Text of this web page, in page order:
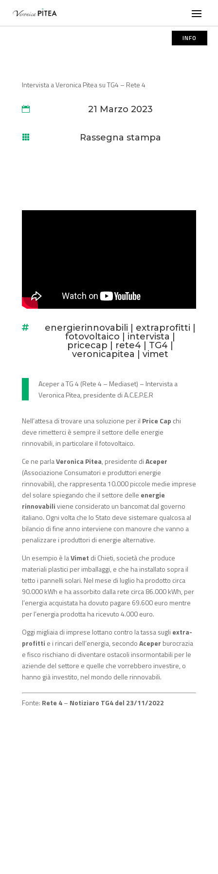
INFO
Intervista a Veronica Pitea su TG4 – Rete 4
 21 Marzo 2023
 Rassegna stampa
 energierinnovabili extraprofitti
fotovoltaico
intervista
pricecap
rete4 TG4
veronicapitea
|vimet
Aceper a TG 4 (Rete 4 – Mediaset) – Intervista a
Veronica Pitea, presidente di A.C.E.P.E.R
Nell’attesa di trovare una soluzione per il Price Cap chi
deve rimetterci è sempre il settore delle energie
rinnovabili, in particolare il fotovoltaico.
Ce ne parlaVeronica Pitea, presidente diAceper
(Associazione Consumatori e produttori energie
rinnovabili), che rappresenta 10.000 piccole medie imprese
del solare spiegando che il settore delle energie
rinnovabiliviene considerato un bancomat dal governo
italiano. Ogni volta che lo Stato deve sistemare qualcosa al
bilancio di fine anno interviene con manovre che vanno a
penalizzare i produttori di energie alternative.
Un esempio è laVimet di Chieti, società che produce
materiali plastici per imballaggi, e che ha installato sopra il
tetto i pannelli solari. Nel mese di luglio ha prodotto circa
90.000 kWh e ha assorbito dalla rete circa 86.000 kWh, per
l’energia acquistata ha dovuto pagare 69.600 euro mentre
per l’energia prodotta ha ricevuto 4.000 euro.
Oggi migliaia di imprese lottano contro la tassa sugli extra-
profitti e i rincari dell’energia, secondoAceper burocrazia
e fisco rischiano di diventare ostacoli insormontabili per le
aziende del settore e quelle che vorrebbero investire, o
hanno già investito, nel mondo delle rinnovabili.
Fonte: Rete 4– Notiziaro TG4 del 23/11/2022